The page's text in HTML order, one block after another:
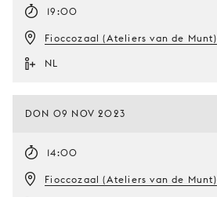
19:00
Fioccozaal (Ateliers van de Munt)
NL
DON 09 NOV 2023
14:00
Fioccozaal (Ateliers van de Munt)